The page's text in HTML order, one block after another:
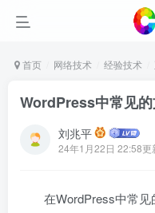
首页 网络技术 经验技术
WordPress中常见
刘兆平
24年1月22日 22:58更
在WordPress中常